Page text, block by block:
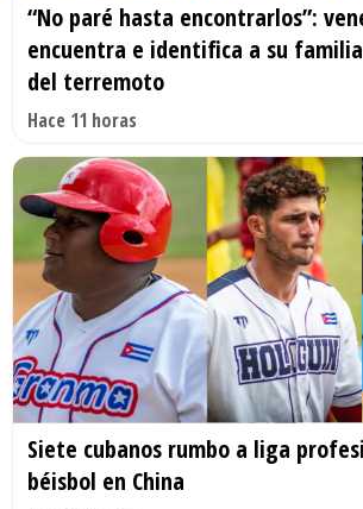
“No paré hasta encontrarlos”:
encuentra e identifica a su
del terremoto
Hace 11 horas
Siete cubanos rumbo a liga
béisbol en China